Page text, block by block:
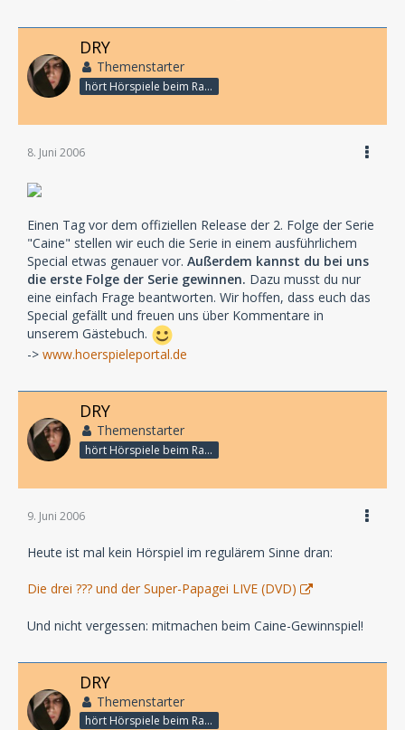
DRY
Themenstarter
hört Hörspiele beim Rasenmähen
8. Juni 2006
Einen Tag vor dem offiziellen Release der 2. Folge der Serie
"Caine" stellen wir euch die Serie in einem ausführlichem
Special etwas genauer vor. Außerdem kannst du bei uns
die erste Folge der Serie gewinnen. Dazu musst du nur
eine einfach Frage beantworten. Wir hoffen, dass euch das
Special gefällt und freuen uns über Kommentare in
unserem Gästebuch.
-> www.hoerspieleportal.de
DRY
Themenstarter
hört Hörspiele beim Rasenmähen
9. Juni 2006
Heute ist mal kein Hörspiel im regulärem Sinne dran:
Die drei ??? und der Super-Papagei LIVE (DVD)
Und nicht vergessen: mitmachen beim Caine-Gewinnspiel!
DRY
Themenstarter
hört Hörspiele beim Rasenmähen